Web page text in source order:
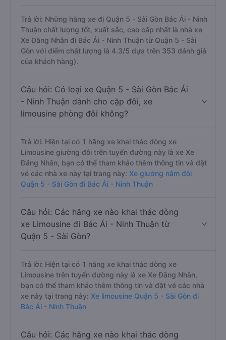
Trả lời: Những hãng xe đi Quận 5 - Sài Gòn Bác Ái - Ninh
Thuận chất lượng tốt, xuất sắc, cao cấp nhất là nhà xe
Xe Đăng Nhân đi Bác Ái - Ninh Thuận từ Quận 5 - Sài
Gòn với điểm chất lượng là 4.3/5 dựa trên 353 đánh giá
của khách hàng).
Câu hỏi: Có loại xe Quận 5 - Sài Gòn Bác Ái
- Ninh Thuận dành cho cặp đôi, xe
limousine phòng đôi không?
Trả lời: Hiện tại có 1 hãng xe khai thác dòng xe
Limousine giường đôi trên tuyến đường này là xe Xe
Đăng Nhân, bạn có thể tham khảo thêm thông tin và đặt
vé các nhà xe này tại trang này: Xe giường nằm đôi
Quận 5 - Sài Gòn đi Bác Ái - Ninh Thuận
Câu hỏi: Các hãng xe nào khai thác dòng
xe Limousine đi Bác Ái - Ninh Thuận từ
Quận 5 - Sài Gòn?
Trả lời: Hiện tại có 1 hãng xe khai thác dòng xe
Limousine trên tuyến đường này là xe Xe Đăng Nhân,
bạn có thể tham khảo thêm thông tin và đặt vé các nhà
xe này tại trang này: Xe limousine Quận 5 - Sài Gòn đi
Bác Ái - Ninh Thuận
Câu hỏi: Các hãng xe nào khai thác dòng